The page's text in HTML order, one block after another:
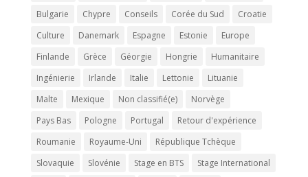
Bulgarie
Chypre Conseils Corée du Sud
Croatie
Culture
Danemark Espagne Estonie
Europe
Finlande
Grèce Géorgie Hongrie
Humanitaire
Ingénierie
Irlande Italie Lettonie
Lituanie
Malte
Mexique Non classifié(e)
Norvège
Pays Bas
Pologne Portugal
Retour d'expérience
Roumanie
Royaume-Uni
République Tchèque
Slovaquie
Slovénie Stage en BTS
Stage International